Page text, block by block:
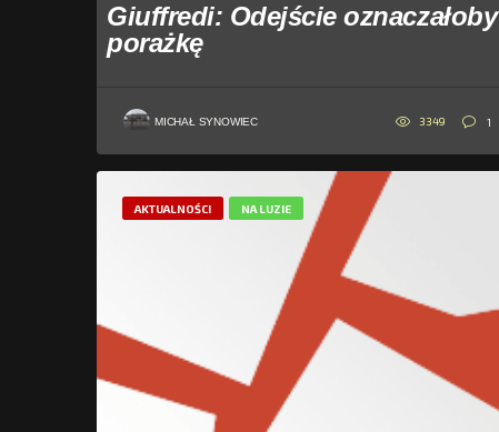
Giuffredi: Odejście oznaczałoby
porażkę
MICHAŁ SYNOWIEC 3349 1
AKTUALNOŚCI NA LUZIE